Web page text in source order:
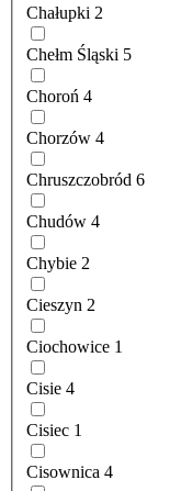
Chałupki 2
Chełm Śląski 5
Choroń 4
Chorzów 4
Chruszczobród 6
Chudów 4
Chybie 2
Cieszyn 2
Ciochowice 1
Cisie 4
Cisiec 1
Cisownica 4